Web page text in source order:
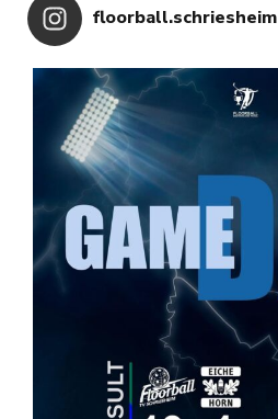
floorball.schriesheim